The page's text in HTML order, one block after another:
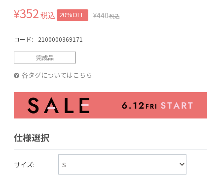
¥352税込 20%OFF ¥440税込
コード: 2100000369171
完成品
各タグについてはこちら
仕様選択
サイズ: